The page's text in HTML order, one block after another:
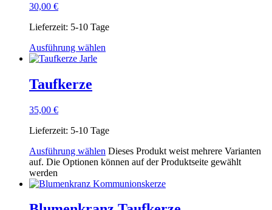
30,00 €
Lieferzeit: 5-10 Tage
Ausführung wählen
Taufkerze
35,00 €
Lieferzeit: 5-10 Tage
Ausführung wählen Dieses Produkt weist mehrere Varianten
auf. Die Optionen können auf der Produktseite gewählt
werden